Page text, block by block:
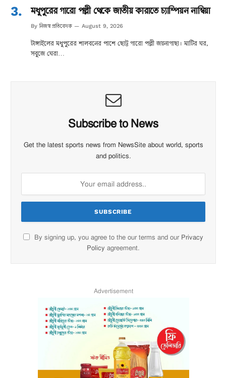
মধুপুরের গারো পল্লী থেকে জাতীয় কারাতে চ্যাম্পিয়ন নাম্বিয়া
By নিজস্ব প্রতিবেদক August 9, 2026
টাঙ্গাইলের মধুপুরের শালবনের পাশে ছোট্ট গারো পল্লী জয়নাগাছা। মাটির ঘর,
সবুজে ঘেরা…
Subscribe to News
Get the latest sports news from NewsSite about world, sports
and politics.
By signing up, you agree to the our terms and our Privacy
Policy agreement.
Advertisement